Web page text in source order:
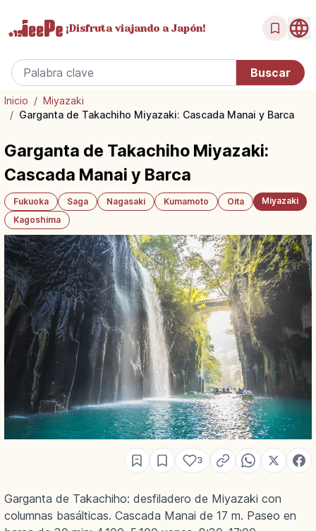
¡Disfrutaviajando a Japón!
Inicio / Miyazaki
/ Garganta de Takachiho Miyazaki: Cascada Manai y Barca
Garganta de Takachiho Miyazaki:
Cascada Manai y Barca
Fukuoka Saga Nagasaki Kumamoto Oita
Miyazaki
Kagoshima
3
Garganta de Takachiho: desfiladero de Miyazaki con
columnas basálticas. Cascada Manai de 17 m. Paseo en